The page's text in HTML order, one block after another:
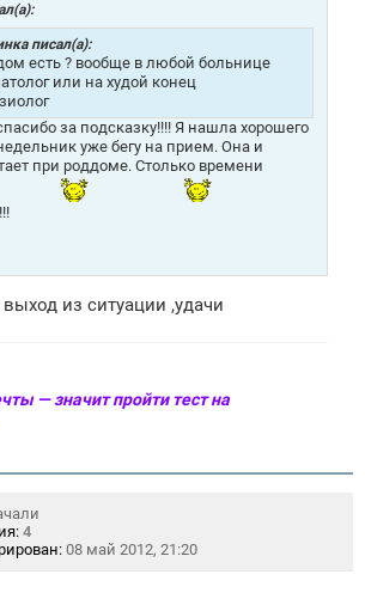
писал(а):
есть ? вообще в любой больнице
или на худой конец
за подсказку!!!! Я нашла хорошего
уже бегу на прием. Она и
при роддоме. Столько времени
из ситуации ,удачи
— значит пройти тест на
4
08 май 2012, 21:20